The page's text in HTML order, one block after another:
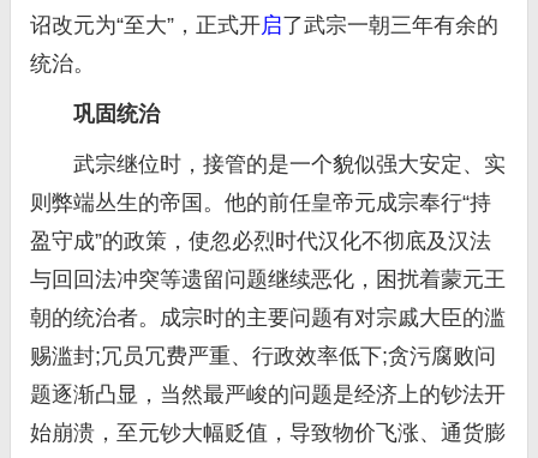
诏改元为“至大”，正式开启了武宗一朝三年有余的
统治。
巩固统治
武宗继位时，接管的是一个貌似强大安定、实
则弊端丛生的帝国。他的前任皇帝元成宗奉行“持
盈守成”的政策，使忽必烈时代汉化不彻底及汉法
与回回法冲突等遗留问题继续恶化，困扰着蒙元王
朝的统治者。成宗时的主要问题有对宗戚大臣的滥
赐滥封;冗员冗费严重、行政效率低下;贪污腐败问
题逐渐凸显，当然最严峻的问题是经济上的钞法开
始崩溃，至元钞大幅贬值，导致物价飞涨、通货膨